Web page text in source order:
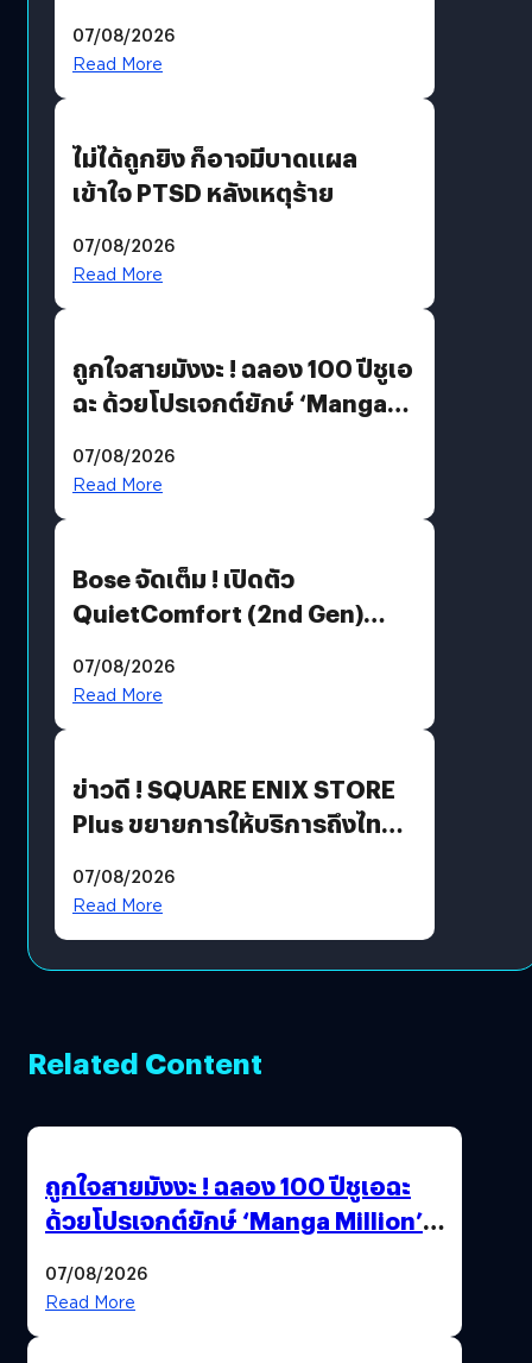
07/08/2026
Read More
ไม่ได้ถูกยิง ก็อาจมีบาดแผล
เข้าใจ PTSD หลังเหตุร้าย
07/08/2026
Read More
ถูกใจสายมังงะ ! ฉลอง 100 ปีชูเอ
ฉะ ด้วยโปรเจกต์ยักษ์ ‘Manga
มีภาษาไทยด้วย
07/08/2026
Read More
Bose จัดเต็ม ! เปิดตัว
QuietComfort (2nd Gen)
07/08/2026
Read More
ข่าวดี ! SQUARE ENIX STORE
Plus ขยายการให้บริการถึงไทย
โดยตรง
07/08/2026
Read More
Related Content
ถูกใจสายมังงะ ! ฉลอง 100 ปีชูเอฉะ
ด้วยโปรเจกต์ยักษ์ ‘Manga Million’
ด้วย
07/08/2026
Read More